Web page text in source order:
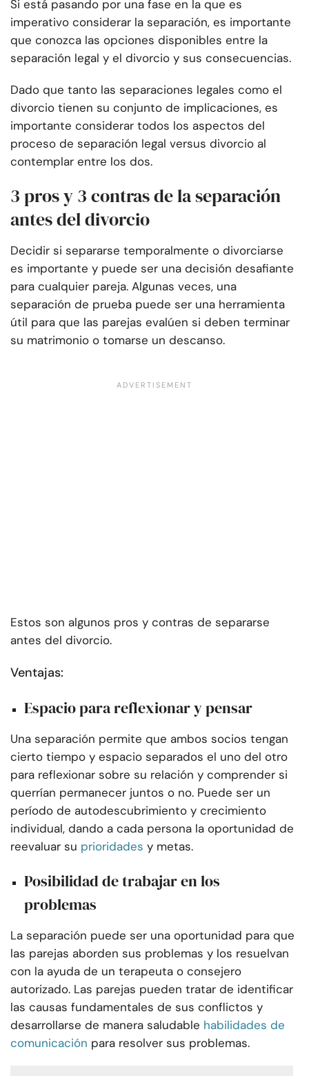
Si está pasando por una fase en la que es
imperativo considerar la separación, es importante
que conozca las opciones disponibles entre la
separación legal y el divorcio y sus consecuencias.
Dado que tanto las separaciones legales como el
divorcio tienen su conjunto de implicaciones, es
importante considerar todos los aspectos del
proceso de separación legal versus divorcio al
contemplar entre los dos.
3 pros y 3 contras de la separación
antes del divorcio
Decidir si separarse temporalmente o divorciarse
es importante y puede ser una decisión desafiante
para cualquier pareja. Algunas veces, una
separación de prueba puede ser una herramienta
útil para que las parejas evalúen si deben terminar
su matrimonio o tomarse un descanso.
Estos son algunos pros y contras de separarse
antes del divorcio.
Ventajas:
Espacio para reflexionar y pensar
Una separación permite que ambos socios tengan
cierto tiempo y espacio separados el uno del otro
para reflexionar sobre su relación y comprender si
querrían permanecer juntos o no. Puede ser un
período de autodescubrimiento y crecimiento
individual, dando a cada persona la oportunidad de
reevaluar su prioridades y metas.
Posibilidad de trabajar en los
problemas
La separación puede ser una oportunidad para que
las parejas aborden sus problemas y los resuelvan
con la ayuda de un terapeuta o consejero
autorizado. Las parejas pueden tratar de identificar
las causas fundamentales de sus conflictos y
desarrollarse de manera saludable habilidades de
comunicación para resolver sus problemas.